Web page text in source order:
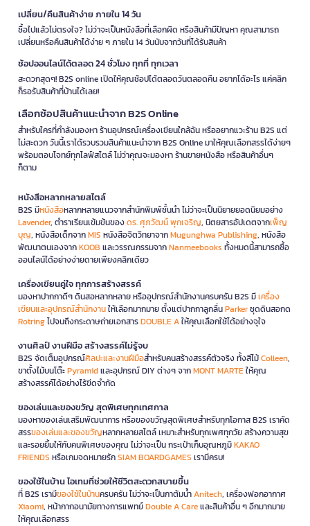
เปลี่ยน/คืนสินค้าง่าย ภายใน 14 วัน
ซื้อไปแล้วไม่ตรงใจ? ไม่ว่าจะเป็นหนังสือที่เลือกผิด หรือสินค้ามีปัญหา คุณสามารถ
เปลี่ยนหรือคืนสินค้าได้ง่าย ๆ ภายใน 14 วันนับจากวันที่ได้รับสินค้า
ช้อปออนไลน์ได้ตลอด 24 ชั่วโมง ทุกที่ ทุกเวลา
สะดวกสุดๆ! B2S online เปิดให้คุณช้อปได้ตลอดวันตลอดคืน อยากได้อะไร แค่คลิก
ก็รอรับสินค้าที่บ้านได้เลย!
เลือกช้อปสินค้าแนะนำจาก B2S Online
สำหรับใครที่กำลังมองหา ร้านอุปกรณ์เครื่องเขียนใกล้ฉัน หรืออยากแวะร้าน B2S แต่
ไม่สะดวก วันนี้เราได้รวบรวมสินค้าแนะนำจาก B2S Online มาให้คุณเลือกสรรได้ง่ายๆ
พร้อมตอบโจทย์ทุกไลฟ์สไตล์ ไม่ว่าคุณจะมองหา ร้านขายหนังสือ หรือสินค้าอื่นๆ
ก็ตาม
หนังสือหลากหลายสไตล์
B2S มีหนังสือหลากหลายแนวจากสำนักพิมพ์ชั้นนำ ไม่ว่าจะเป็นนิยายยอดนิยมอย่าง
Lavender, ตำราเรียนเข้มข้นของดร. ศุภวัฒน์ พุกเจริญ, นิตยสารอัปเดตจากเพ็ญ
บุญ, หนังสือเด็กจากMIS หนังสือจิตวิทยาจากMugunghwa Publishing, หนังสือ
พัฒนาตนเองจากKOOB และวรรณกรรมจากNanmeebooks ทั้งหมดนี้สามารถซื้อ
ออนไลน์ได้อย่างง่ายดายเพียงคลิกเดียว
เครื่องเขียนคู่ใจ ทุกการสร้างสรรค์
มองหาปากกาดีๆ ดินสอหลากหลาย หรืออุปกรณ์สำนักงานครบครัน B2S มีเครื่อง
เขียนและอุปกรณ์สำนักงานให้เลือกมากมาย ตั้งแต่ปากกาลูกลื่นParkerชุดดินสอกด
Rotringไปจนถึงกระดาษถ่ายเอกสารDOUBLE Aให้คุณเลือกใช้ได้อย่างจุใจ
งานศิลป์ งานฝีมือ สร้างสรรค์ไม่รู้จบ
B2S จัดเต็มอุปกรณ์ศิลปะและงานฝีมือสำหรับคนสร้างสรรค์ตัวจริง ทั้งสีไม้Colleen,
ขาตั้งไม้บนโต๊ะPyramidและอุปกรณ์ DIY ต่างๆ จากMONT MARTEให้คุณ
สร้างสรรค์ได้อย่างไร้ขีดจำกัด
ของเล่นและของขวัญ สุดพิเศษทุกเทศกาล
มองหาของเล่นเสริมพัฒนาการ หรือของขวัญสุดพิเศษสำหรับทุกโอกาส B2S เราคัด
สรรของเล่นและของขวัญหลากหลายสไตล์ เหมาะสำหรับทุกเพศทุกวัย สร้างความสุข
และรอยยิ้มให้กับคนพิเศษของคุณ ไม่ว่าจะเป็น กระเป๋าเก็บอุณหภูมิKAKAO
FRIENDS หรือเกมจดหมายรักSIAM BOARDGAMES เรามีครบ!
ของใช้ในบ้าน ไอเทมที่ช่วยให้ชีวิตสะดวกสบายขึ้น
ที่ B2S เรามีของใช้ในบ้านครบครัน ไม่ว่าจะเป็นกาต้มน้ำAnitech, เครื่องฟอกอากาศ
Xiaomi, หน้ากากอนามัยทางการแพทย์Double A Careและสินค้าอื่น ๆ อีกมากมาย
ให้คุณเลือกสรร